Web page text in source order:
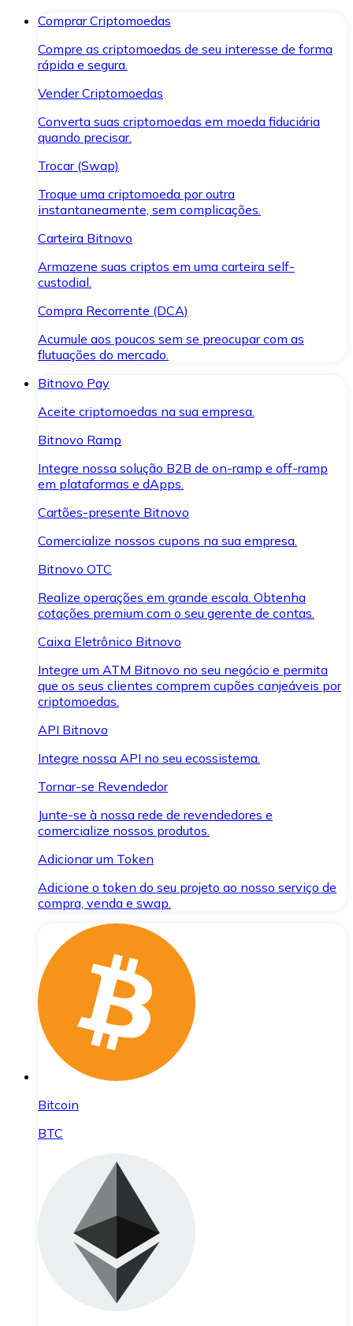
Comprar Criptomoedas
Compre as criptomoedas de seu interesse de forma
rápida e segura.
Vender Criptomoedas
Converta suas criptomoedas em moeda fiduciária
quando precisar.
Trocar (Swap)
Troque uma criptomoeda por outra
instantaneamente, sem complicações.
Carteira Bitnovo
Armazene suas criptos em uma carteira self-
custodial.
Compra Recorrente (DCA)
Acumule aos poucos sem se preocupar com as
flutuações do mercado.
Bitnovo Pay
Aceite criptomoedas na sua empresa.
Bitnovo Ramp
Integre nossa solução B2B de on-ramp e off-ramp
em plataformas e dApps.
Cartões-presente Bitnovo
Comercialize nossos cupons na sua empresa.
Bitnovo OTC
Realize operações em grande escala. Obtenha
cotações premium com o seu gerente de contas.
Caixa Eletrônico Bitnovo
Integre um ATM Bitnovo no seu negócio e permita
que os seus clientes comprem cupões canjeáveis por
criptomoedas.
API Bitnovo
Integre nossa API no seu ecossistema.
Tornar-se Revendedor
Junte-se à nossa rede de revendedores e
comercialize nossos produtos.
Adicionar um Token
Adicione o token do seu projeto ao nosso serviço de
compra, venda e swap.
Bitcoin
BTC